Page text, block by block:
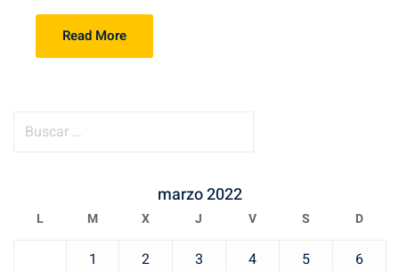
Read More
marzo 2022
L M X J V S D
1 2 3 4 5
6